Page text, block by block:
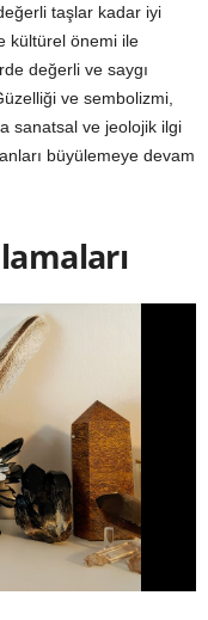
taşlar kadar iyi
kültürel önemi ile
değerli ve saygı
ve sembolizmi,
sanatsal ve jeolojik ilgi
büyülemeye devam